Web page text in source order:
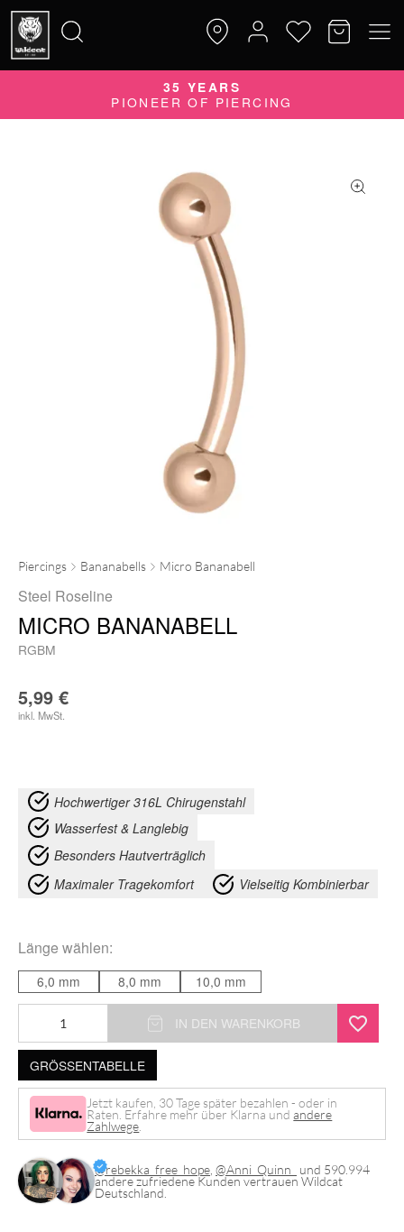
nach:
35 YEARS
PIONEER OF PIERCING
Piercings Bananabells Micro Bananabell
Steel Roseline
MICRO BANANABELL
RGBM
5,99 €
inkl. MwSt.
Hochwertiger 316L Chirugenstahl
Wasserfest & Langlebig
Besonders Hautverträglich
Maximaler Tragekomfort
Vielseitig Kombinierbar
Länge wählen:
6,0 mm 8,0 mm 10,0 mm
Bananabell
Menge
IN DEN WARENKORB
GRÖSSENTABELLE
Jetzt kaufen, 30 Tage später bezahlen - oder in
Raten. Erfahre mehr über Klarna undandere
Zahlwege
@rebekka_free_hope @Anni_Quinn_ und 590.994
andere zufriedene Kunden vertrauen Wildcat
Deutschland.